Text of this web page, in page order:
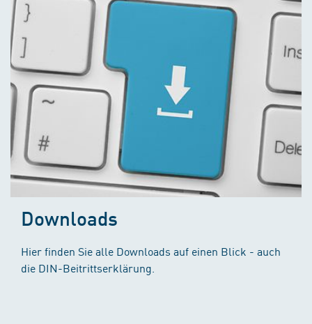
Downloads
Hier finden Sie alle Downloads auf einen Blick - auch
die DIN-Beitrittserklärung.